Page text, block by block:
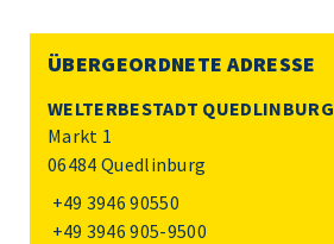
ÜBERGEORDNETE ADRESSE
WELTERBESTADT QUEDLINBURG
Markt 1
06484 Quedlinburg
+49 3946 90550
+49 3946 905-9500